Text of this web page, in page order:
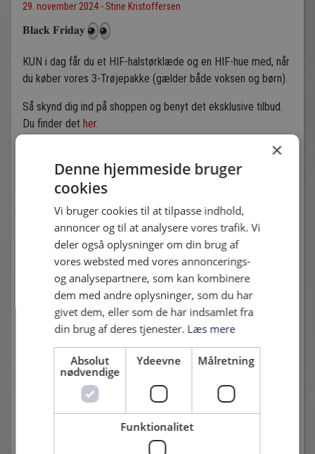
29. november 2024 - Stine Kristoffersen
𝐁𝐥𝐚𝐜𝐤 𝐅𝐫𝐢𝐝𝐚𝐲
KUN i dag får du et HIF-halstørklæde og en HIF-hue med, når
du køber vores 3-Trøjepakke (gælder både voksen og børn).
Så skynd dig ind på shoppen og benyt det eksklusive tilbud.
Du finder det her.
Andre nyheder
SEBASTIAN KOCH OG HVIDOVRE IF GÅR HVER TIL
SIT
28. juli 2026 - Stine Kristoffersen
Hvidovre IF har sammen med Sebastian Koch
besluttet at ophæve spillerens kontrakt efter gensidig
aftale.
×
Denne hjemmeside bruger
cookies
Vi bruger cookies til at tilpasse indhold,
annoncer og til at analysere vores trafik. Vi
deler også oplysninger om din brug af
vores websted med vores annoncerings-
og analysepartnere, som kan kombinere
dem med andre oplysninger, som du har
givet dem, eller som de har indsamlet fra
din brug af deres tjenester. Læs mere
Absolut
nødvendige
Ydeevne Målretning
Funktionalitet